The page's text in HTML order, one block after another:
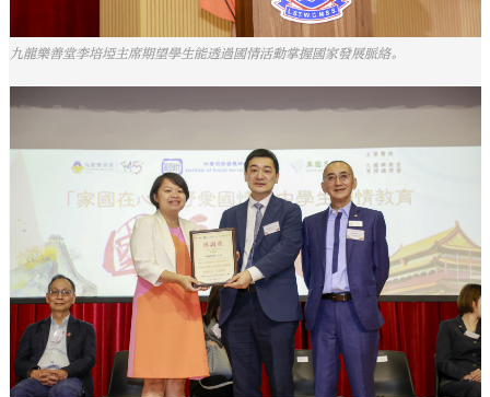
九龍樂善堂李培埡主席期望學生能透過國情活動掌握國家發展脈絡。